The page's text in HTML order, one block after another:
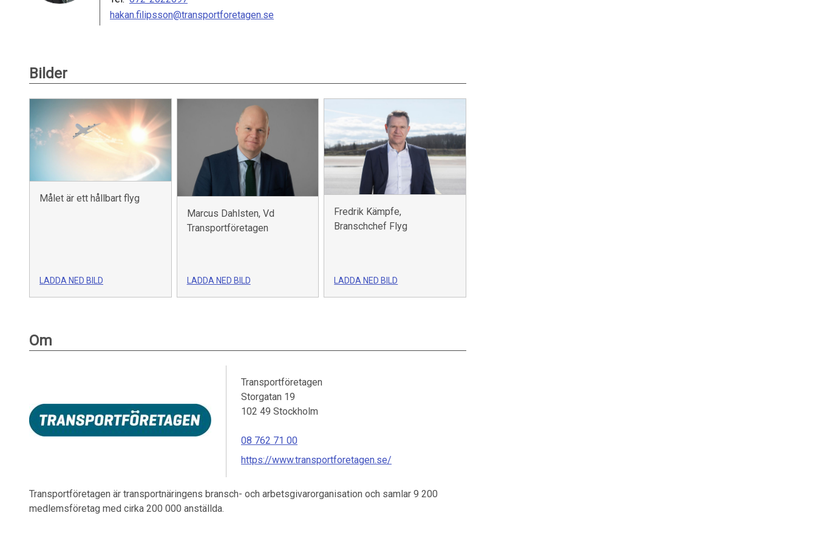
hakan.filipsson@transportforetagen.se
Bilder
Målet är ett hållbart flyg
LADDA NED BILD
Marcus Dahlsten, Vd
Transportföretagen
LADDA NED BILD
Fredrik Kämpfe,
Branschchef Flyg
LADDA NED BILD
Om
Transportföretagen
Storgatan 19
102 49 Stockholm
08 762 71 00
https://www.transportforetagen.se/
Transportföretagen är transportnäringens bransch- och arbetsgivarorganisation och samlar 9 200
medlemsföretag med cirka 200 000 anställda.